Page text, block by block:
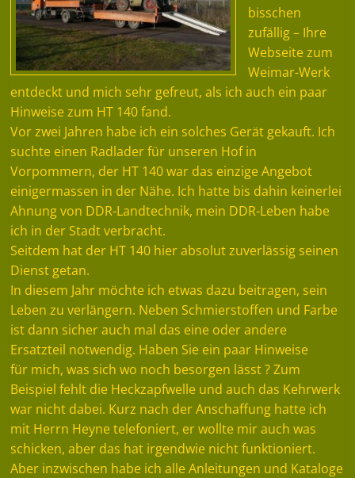
bisschen
zufällig – Ihre
Webseite zum
Weimar-Werk
entdeckt und mich sehr gefreut, als ich auch ein paar
Hinweise zum HT 140 fand.
Vor zwei Jahren habe ich ein solches Gerät gekauft. Ich
suchte einen Radlader für unseren Hof in
Vorpommern, der HT 140 war das einzige Angebot
einigermassen in der Nähe. Ich hatte bis dahin keinerlei
Ahnung von DDR-Landtechnik, mein DDR-Leben habe
ich in der Stadt verbracht.
Seitdem hat der HT 140 hier absolut zuverlässig seinen
Dienst getan.
In diesem Jahr möchte ich etwas dazu beitragen, sein
Leben zu verlängern. Neben Schmierstoffen und Farbe
ist dann sicher auch mal das eine oder andere
Ersatzteil notwendig. Haben Sie ein paar Hinweise
für mich, was sich wo noch besorgen lässt ? Zum
Beispiel fehlt die Heckzapfwelle und auch das Kehrwerk
war nicht dabei. Kurz nach der Anschaffung hatte ich
mit Herrn Heyne telefoniert, er wollte mir auch was
schicken, aber das hat irgendwie nicht funktioniert.
Aber inzwischen habe ich alle Anleitungen und Kataloge